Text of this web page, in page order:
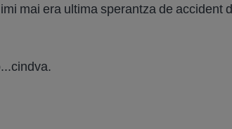
mai era ultima sperantza de accident